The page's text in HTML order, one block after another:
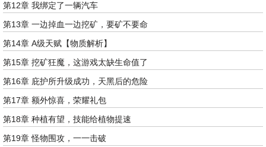
第12章 我绑定了一辆汽车
第13章 一边掉血一边挖矿，要矿不要命
第14章 A级天赋【物质解析】
第15章 挖矿狂魔，这游戏太缺生命值了
第16章 庇护所升级成功，天黑后的危险
第17章 额外惊喜，荣耀礼包
第18章 种植有望，技能给植物提速
第19章 怪物围攻，一一击破